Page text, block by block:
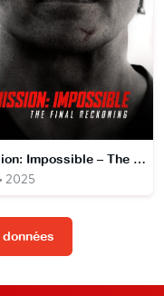
Mission: Impossible – The Final Reckoning
2025